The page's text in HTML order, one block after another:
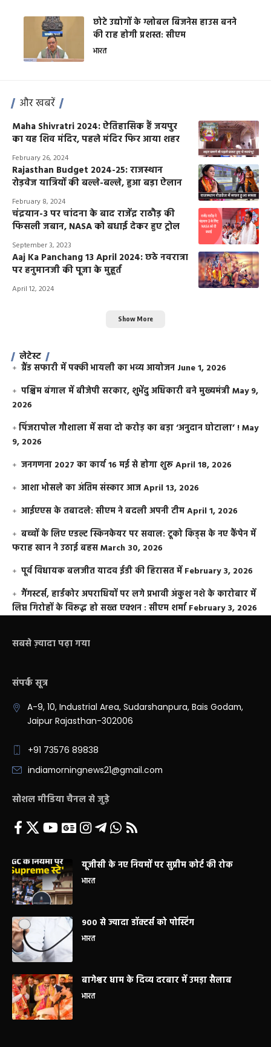
छोटे उद्योगों के ग्लोबल बिजनेस हाउस बनने
की राह होगी प्रशस्त: सीएम
भारत
और खबरें
Maha Shivratri 2024: ऐतिहासिक हैं जयपुर
का यह शिव मंदिर, पहले मंदिर फिर आया शहर
February 26, 2024
Rajasthan Budget 2024-25: राजस्थान
रोड़वेज यात्रियों की बल्ले-बल्ले, हुआ बड़ा ऐलान
February 8, 2024
चंद्रयान-3 पर चांदना के बाद राजेंद्र राठौड़ की
फिसली जबान, NASA को बधाई देकर हुए ट्रोल
September 3, 2023
Aaj Ka Panchang 13 April 2024: छठे नवरात्रा
पर हनुमानजी की पूजा के मुहूर्त
April 12, 2024
Show More
लेटेस्ट
ग्रैंड सफारी में पक्की भायली का भव्य आयोजन June 1, 2026
पश्चिम बंगाल में बीजेपी सरकार, शुभेंदु अधिकारी बने मुख्यमंत्रीMay 9,
2026
​पिंजरापोल गौशाला में सवा दो करोड़ का बड़ा ‘अनुदान घोटाला’ !May
9, 2026
जनगणना 2027 का कार्य 16 मई से होगा शुरूApril 18, 2026
आशा भोसले का अंतिम संस्कार आजApril 13, 2026
आईएएस के तबादले: सीएम ने बदली अपनी टीमApril 1, 2026
बच्चों के लिए एडल्ट स्किनकेयर पर सवाल: टूको किड्स के नए कैंपेन में
फराह खान ने उठाई बहसMarch 30, 2026
पूर्व विधायक बलजीत यादव ईडी की हिरासत में February 3, 2026
गैंगस्टर्स, हार्डकोर अपराधियों पर लगे प्रभावी अंकुश नशे के कारोबार में
लिप्त गिरोहों के विरूद्ध हो सख्त एक्शन : सीएम शर्मा February 3, 2026
सबसे ज़्यादा पढ़ा गया
संपर्क सूत्र
A-9, 10, Industrial Area, Sudarshanpura, Bais Godam,
Jaipur Rajasthan-302006
+91 73576 89838
indiamorningnews21@gmail.com
सोशल मीडिया चैनल से जुड़े
यूजीसी के नए नियमों पर सुप्रीम कोर्ट की रोक
भारत
900 से ज्यादा डॉक्टर्स को पोस्टिंग
भारत
बागेश्वर धाम के दिव्य दरबार में उमड़ा सैलाब
भारत